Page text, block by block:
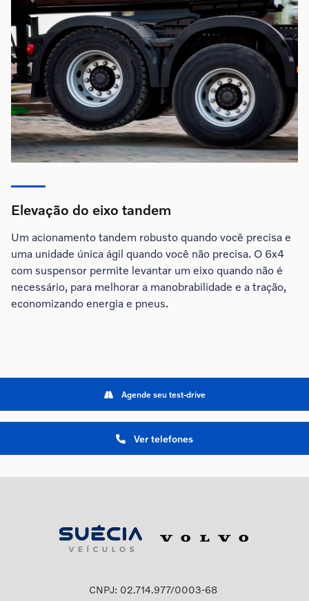
Elevação do eixo tandem
Um acionamento tandem robusto quando você precisa e
uma unidade única ágil quando você não precisa. O 6x4
com suspensor permite levantar um eixo quando não é
necessário, para melhorar a manobrabilidade e a tração,
economizando energia e pneus.
Ver telefones
Agende seu test-drive
CNPJ: 02.714.977/0003-68